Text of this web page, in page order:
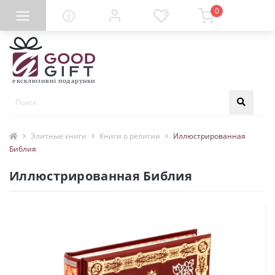
0
Элитные книги Книги о религии
Иллюстрированная
Библия
Иллюстрированная Библия